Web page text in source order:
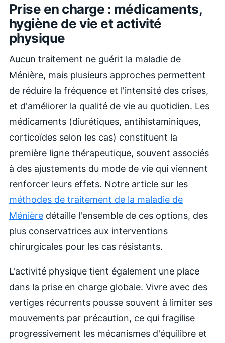
Prise en charge : médicaments,
hygiène de vie et activité
physique
Aucun traitement ne guérit la maladie de
Ménière, mais plusieurs approches permettent
de réduire la fréquence et l'intensité des crises,
et d'améliorer la qualité de vie au quotidien. Les
médicaments (diurétiques, antihistaminiques,
corticoïdes selon les cas) constituent la
première ligne thérapeutique, souvent associés
à des ajustements du mode de vie qui viennent
renforcer leurs effets. Notre article sur les
méthodes de traitement de la maladie de
Ménière détaille l'ensemble de ces options, des
plus conservatrices aux interventions
chirurgicales pour les cas résistants.
L'activité physique tient également une place
dans la prise en charge globale. Vivre avec des
vertiges récurrents pousse souvent à limiter ses
mouvements par précaution, ce qui fragilise
progressivement les mécanismes d'équilibre et